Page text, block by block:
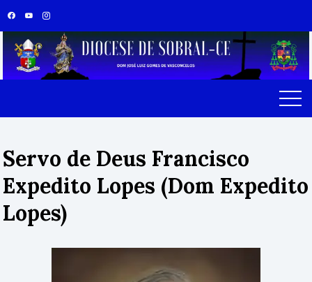
Servo de Deus Francisco
Expedito Lopes (Dom Expedito
Lopes)